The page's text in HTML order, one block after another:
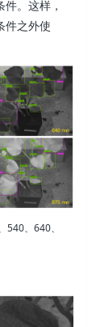
。这样，
件之外使
、640、